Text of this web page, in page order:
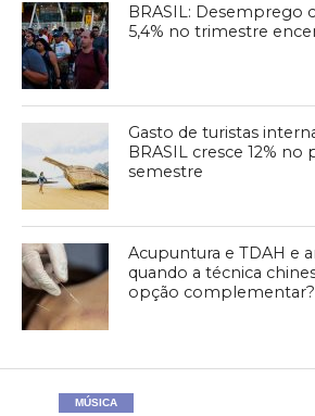
BRASIL: Desemprego
5,4% no trimestre
Gasto de turistas
BRASIL cresce 12% no
semestre
Acupuntura e TDAH e
quando a técnica
opção complementar?
MÚSICA